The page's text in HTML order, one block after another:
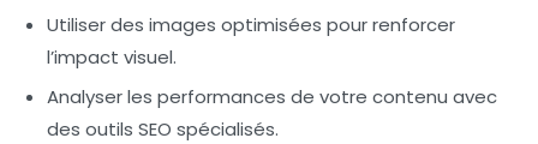
Utiliser des images optimisées pour renforcer
l’impact visuel.
Analyser les performances de votre contenu avec
des outils SEO spécialisés.